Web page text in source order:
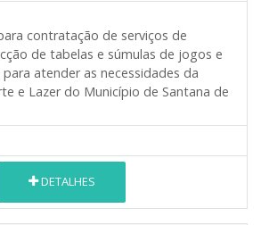
contratação de serviços de
de tabelas e súmulas de jogos e
atender as necessidades da
e Lazer do Município de Santana de
DETALHES